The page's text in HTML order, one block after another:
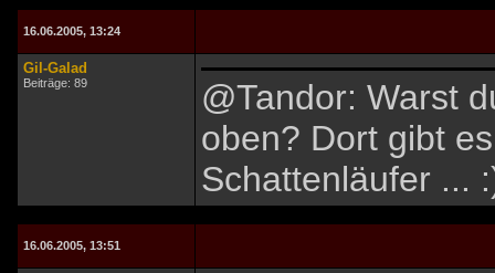
16.06.2005, 13:24
Gil-Galad
Beiträge: 89
@Tandor: Warst
oben? Dort gibt
Schattenläufer ...
16.06.2005, 13:51